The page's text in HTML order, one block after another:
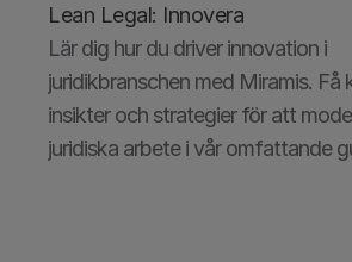
Lean Legal: Innovera
Lär dig hur du driver innovation i
juridikbranschen med Miramis. Få
insikter och strategier för att
juridiska arbete i vår omfattande